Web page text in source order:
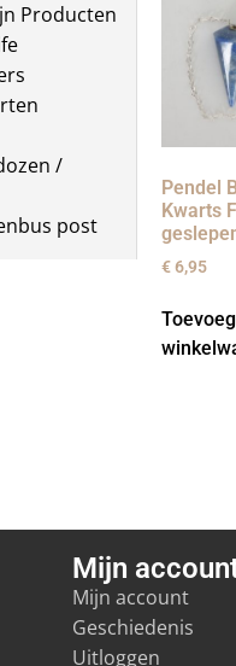
Producten
/
post
Pendel
Kwarts
€6,95
Mijn
Mijn account
Geschiedenis
Uitloggen